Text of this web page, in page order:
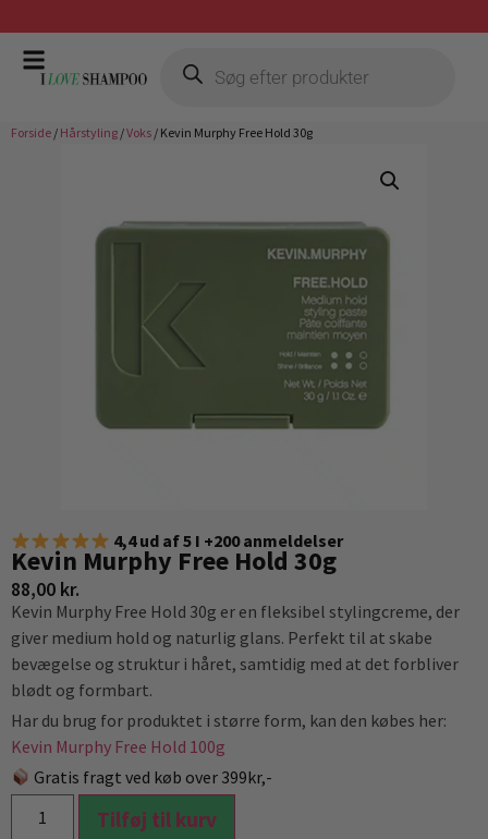
Gratis fragt ved køb over 399,-
Forside / Hårstyling /Voks / Kevin Murphy Free Hold 30g
4,4 ud af 5 I +200 anmeldelser
Kevin Murphy Free Hold 30g
88,00 kr.
Kevin Murphy Free Hold 30g er en fleksibel stylingcreme, der
giver medium hold og naturlig glans. Perfekt til at skabe
bevægelse og struktur i håret, samtidig med at det forbliver
blødt og formbart.
Har du brug for produktet i større form, kan den købes her:
Kevin Murphy Free Hold 100g
Gratis fragt ved køb over 399kr,-
Tilføj til kurv